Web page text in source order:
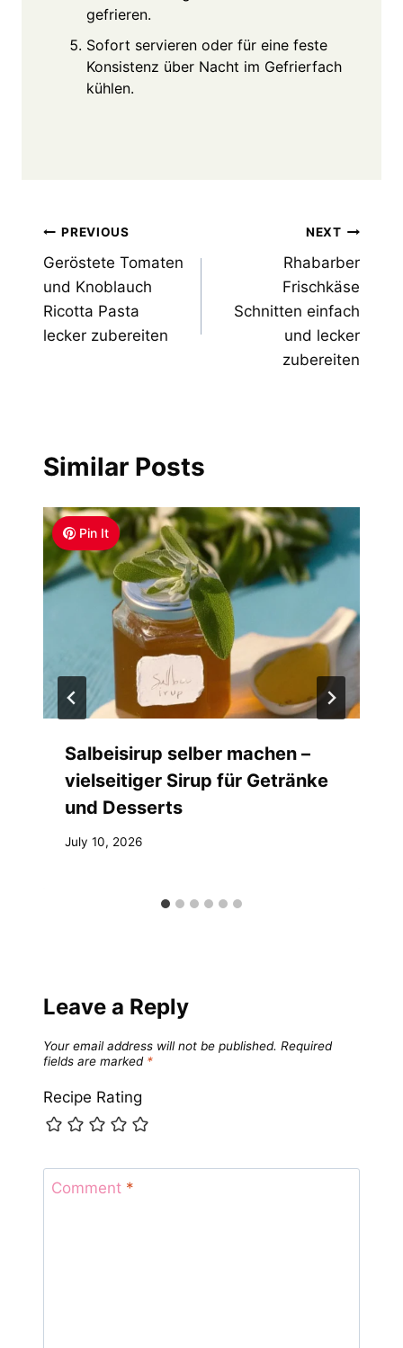
gefrieren.
Sofort servieren oder für eine feste
Konsistenz über Nacht im Gefrierfach
kühlen.
Post
navigation
PREVIOUS
Geröstete Tomaten
und Knoblauch
Ricotta Pasta
lecker zubereiten
NEXT
Rhabarber
Frischkäse
Schnitten einfach
und lecker
zubereiten
Similar Posts
Pin It
Salbeisirup selber machen –
vielseitiger Sirup für Getränke
und Desserts
July 10, 2026
Leave a Reply
Your email address will not be published. Required
fields are marked *
Recipe Rating
Comment *